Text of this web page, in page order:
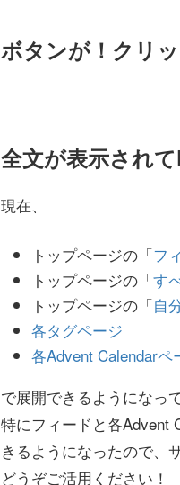
ボタンが！クリ
全文が表示され
現在、
トップページの「フ
トップページの「す
トップページの「自
各タグページ
各Advent Calendarペ
で展開できるようになっ
特にフィードと各Advent
きるようになったので、
どうぞご活用ください！